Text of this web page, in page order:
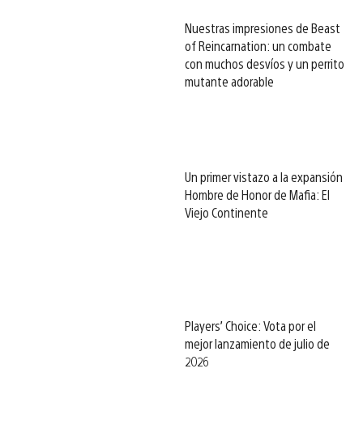
Nuestras impresiones de Beast
of Reincarnation: un combate
con muchos desvíos y un perrito
mutante adorable
Un primer vistazo a la expansión
Hombre de Honor de Mafia: El
Viejo Continente
Players’ Choice: Vota por el
mejor lanzamiento de julio de
2026